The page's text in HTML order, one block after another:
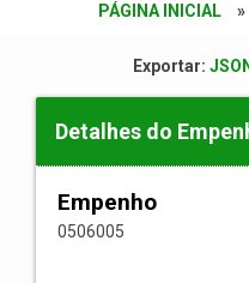
PÁGINA INICIAL »
Exportar: JSON
Detalhes do
Empenho
0506005